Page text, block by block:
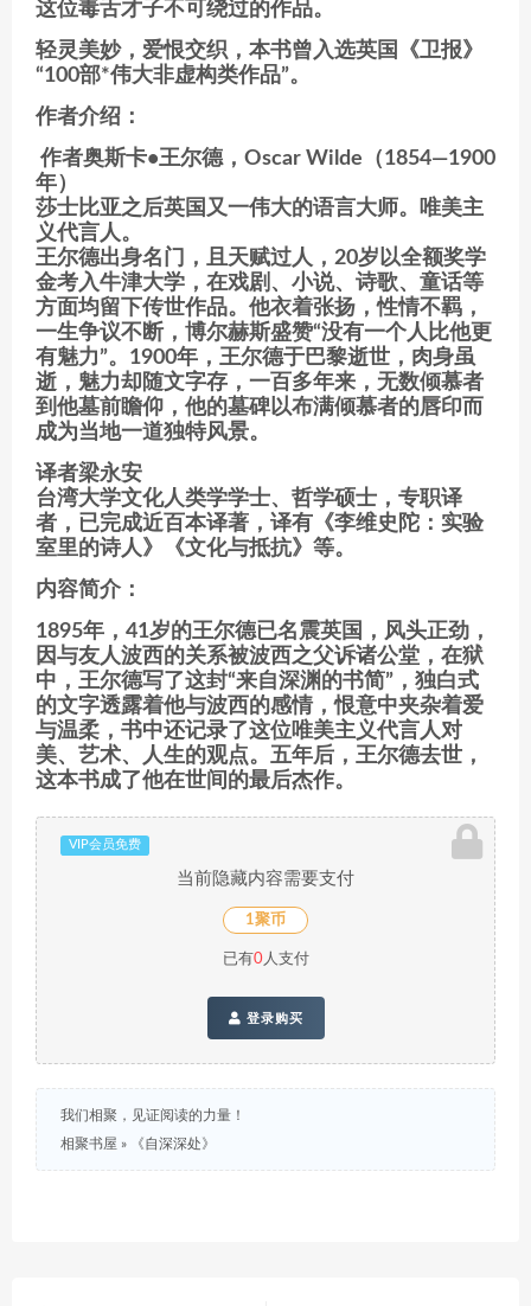
这位毒舌才子不可绕过的作品。
轻灵美妙，爱恨交织，本书曾入选英国《卫报》
“100部*伟大非虚构类作品”。
作者介绍：
作者奥斯卡•王尔德，Oscar Wilde（1854—1900
年）
莎士比亚之后英国又一伟大的语言大师。唯美主
义代言人。
王尔德出身名门，且天赋过人，20岁以全额奖学
金考入牛津大学，在戏剧、小说、诗歌、童话等
方面均留下传世作品。他衣着张扬，性情不羁，
一生争议不断，博尔赫斯盛赞“没有一个人比他更
有魅力”。1900年，王尔德于巴黎逝世，肉身虽
逝，魅力却随文字存，一百多年来，无数倾慕者
到他墓前瞻仰，他的墓碑以布满倾慕者的唇印而
成为当地一道独特风景。
译者梁永安
台湾大学文化人类学学士、哲学硕士，专职译
者，已完成近百本译著，译有《李维史陀：实验
室里的诗人》《文化与抵抗》等。
内容简介：
1895年，41岁的王尔德已名震英国，风头正劲，
因与友人波西的关系被波西之父诉诸公堂，在狱
中，王尔德写了这封“来自深渊的书简”，独白式
的文字透露着他与波西的感情，恨意中夹杂着爱
与温柔，书中还记录了这位唯美主义代言人对
美、艺术、人生的观点。五年后，王尔德去世，
这本书成了他在世间的最后杰作。
VIP会员免费
当前隐藏内容需要支付
1聚币
已有0人支付
登录购买
我们相聚，见证阅读的力量！
相聚书屋 » 《自深深处》